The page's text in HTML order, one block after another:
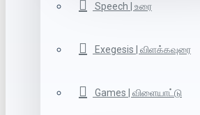
Speech | உரை
Exegesis | விளக்கவுரை
Games | விளையாட்டு